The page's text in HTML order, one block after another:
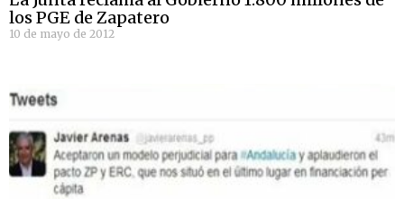
los PGE de Zapatero
10 de mayo de 2012